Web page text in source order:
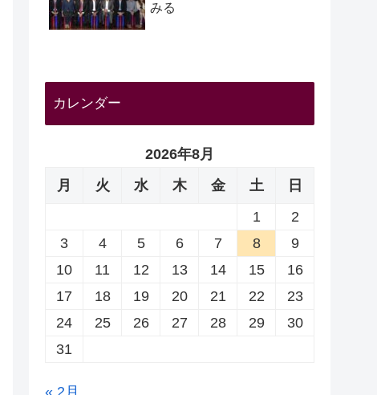
みる
カレンダー
2026年8月
月
火 水 木 金 土
日
1
2
3
4 5 6 7 8
9
10
11 12 13 14 15
16
17
18 19 20 21 22
23
24
25 26 27 28 29
30
31